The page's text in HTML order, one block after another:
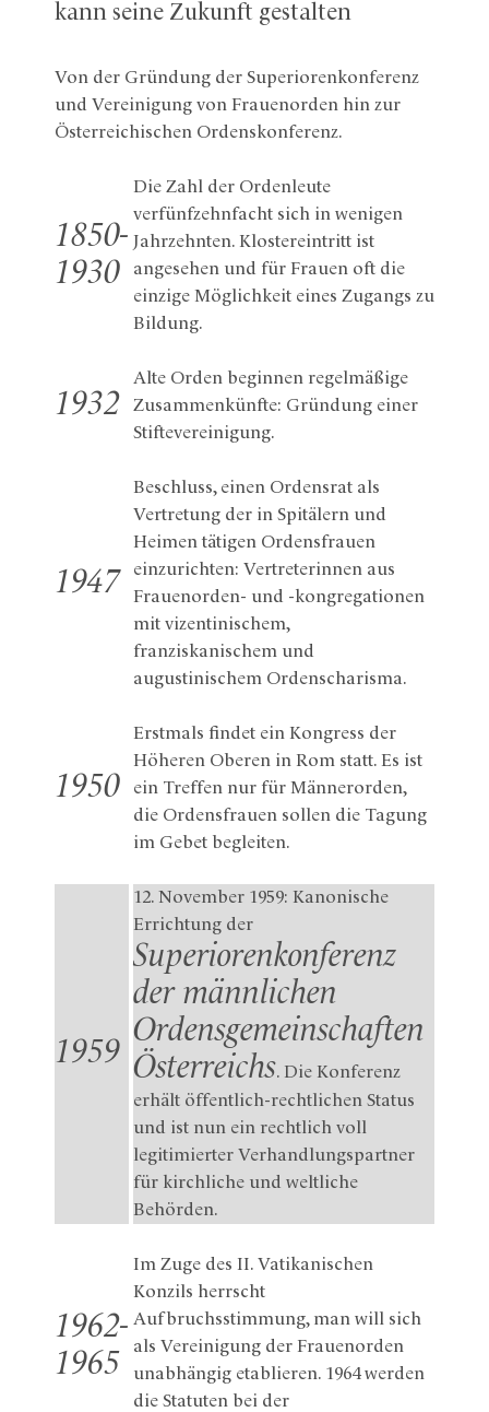
kann seine Zukunft gestalten
Von der Gründung der Superiorenkonferenz
und Vereinigung von Frauenorden hin zur
Österreichischen Ordenskonferenz.
1850-
1930
Die Zahl der Ordenleute
verfünfzehnfacht sich in wenigen
Jahrzehnten. Klostereintritt ist
angesehen und für Frauen oft die
einzige Möglichkeit eines Zugangs zu
Bildung.
1932
Alte Orden beginnen regelmäßige
Zusammenkünfte: Gründung einer
Stiftevereinigung.
1947
Beschluss, einen Ordensrat als
Vertretung der in Spitälern und
Heimen tätigen Ordensfrauen
einzurichten: Vertreterinnen aus
Frauenorden- und -kongregationen
mit vizentinischem,
franziskanischem und
augustinischem Ordenscharisma.
1950
Erstmals findet ein Kongress der
Höheren Oberen in Rom statt. Es ist
ein Treffen nur für Männerorden,
die Ordensfrauen sollen die Tagung
im Gebet begleiten.
1959
12. November 1959: Kanonische
Errichtung der
Superiorenkonferenz
der männlichen
Ordensgemeinschaften
Österreichs. Die Konferenz
erhält öffentlich-rechtlichen Status
und ist nun ein rechtlich voll
legitimierter Verhandlungspartner
für kirchliche und weltliche
Behörden.
1962-
1965
Im Zuge des II. Vatikanischen
Konzils herrscht
Aufbruchsstimmung, man will sich
als Vereinigung der Frauenorden
unabhängig etablieren. 1964 werden
die Statuten bei der